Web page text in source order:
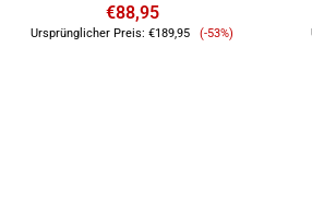
€88,95
Ursprünglicher Preis:€189,95 Verkaufspreis
(-53%)